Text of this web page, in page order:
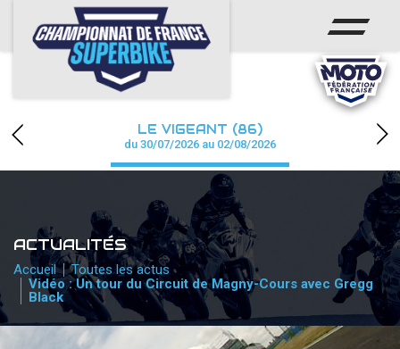
ACCUEIL
CHAMPIONNAT
CALENDRIER
PHOTOS / WEB TV
PARTENAIRES
PRESSE
LE VIGEANT (86)
du 30/07/2026 au 02/08/2026
ACTUALITÉS
Accueil
Toutes les actus
Vidéo : Un tour du Circuit de Magny-Cours avec Gregg
Black